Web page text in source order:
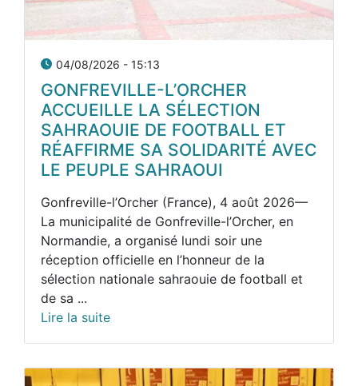
04/08/2026 - 15:13
GONFREVILLE-L’ORCHER
ACCUEILLE LA SÉLECTION
SAHRAOUIE DE FOOTBALL ET
RÉAFFIRME SA SOLIDARITÉ AVEC
LE PEUPLE SAHRAOUI
Gonfreville-l’Orcher (France), 4 août 2026—
La municipalité de Gonfreville-l’Orcher, en
Normandie, a organisé lundi soir une
réception officielle en l’honneur de la
sélection nationale sahraouie de football et
de sa ...
Lire la suite